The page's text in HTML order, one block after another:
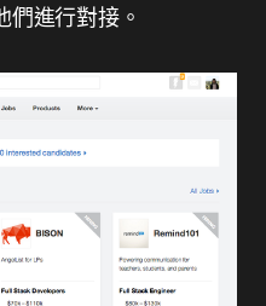
進行對接。